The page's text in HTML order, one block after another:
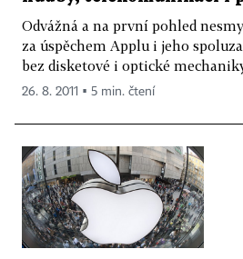
Odvážná a na první pohled
za úspěchem Applu i jeho
bez disketové i optické
26. 8. 2011 ▪ 5 min. čtení